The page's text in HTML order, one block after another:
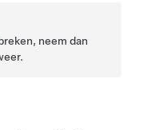
neem dan